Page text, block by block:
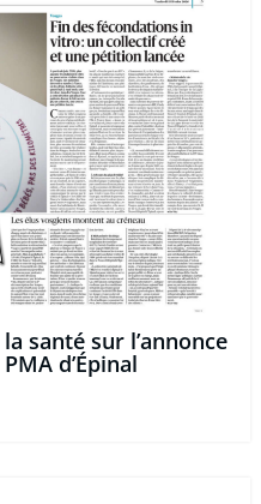
santé sur l’annonce
d’Épinal